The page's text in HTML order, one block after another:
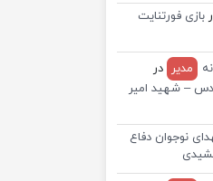
بازی فورتنایت
مدیر
در
– شهید امیر
نوجوان دفاع